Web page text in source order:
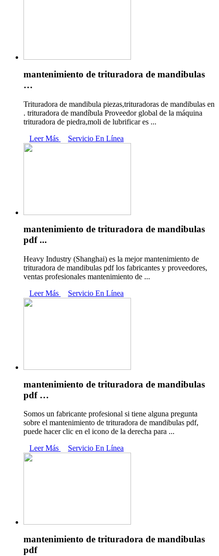
mantenimiento de trituradora de mandibulas
…
Trituradora de mandibula piezas,trituradoras de mandibulas en
. trituradora de mandíbula Proveedor global de la máquina
trituradora de piedra,moli de lubrificar es ...
Leer Más
Servicio En Línea
mantenimiento de trituradora de mandibulas
pdf ...
Heavy Industry (Shanghai) es la mejor mantenimiento de
trituradora de mandibulas pdf los fabricantes y proveedores,
ventas profesionales mantenimiento de ...
Leer Más
Servicio En Línea
mantenimiento de trituradora de mandibulas
pdf …
Somos un fabricante profesional si tiene alguna pregunta
sobre el mantenimiento de trituradora de mandibulas pdf,
puede hacer clic en el icono de la derecha para ...
Leer Más
Servicio En Línea
mantenimiento de trituradora de mandibulas
pdf